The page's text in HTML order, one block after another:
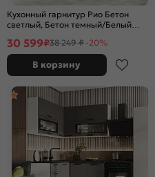
Кухонный гарнитур Рио Бетон
светлый, Бетон темный/Белый
30 599₽38 249 ₽ -20%
В корзину